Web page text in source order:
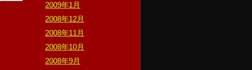
2009年1月
2008年12月
2008年11月
2008年10月
2008年9月